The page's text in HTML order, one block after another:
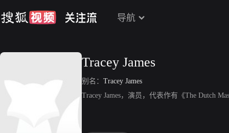
导航
Tracey James
别名： Tracey James
Tracey James，演员，代表作有《The Dutch